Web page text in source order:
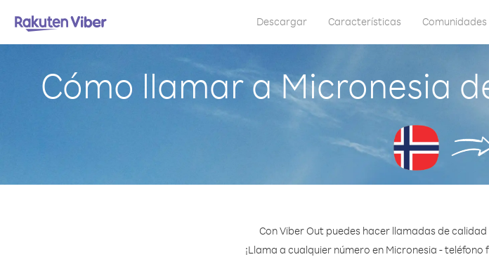
Descargar Características Comunidades
Cómo llamar a Micronesia
Con Viber Out puedes hacer llamadas de
¡Llama a cualquier número en Micronesia -